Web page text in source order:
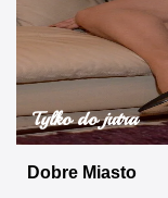
Tylko do jutra
Dobre Miasto